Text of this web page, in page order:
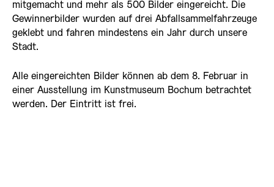
mitgemacht und mehr als 500 Bilder eingereicht. Die
Gewinnerbilder wurden auf drei Abfallsammelfahrzeuge
geklebt und fahren mindestens ein Jahr durch unsere
Stadt.
Alle eingereichten Bilder können ab dem 8. Februar in
einer Ausstellung im Kunstmuseum Bochum betrachtet
werden. Der Eintritt ist frei.